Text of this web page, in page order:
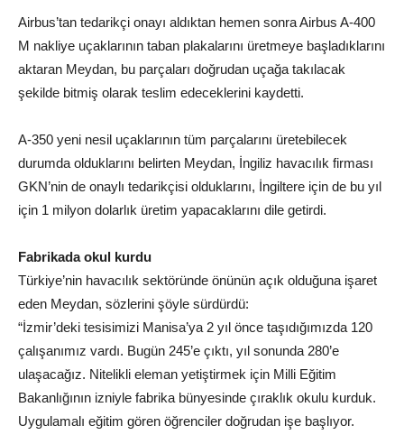
Airbus’tan tedarikçi onayı aldıktan hemen sonra Airbus A-400
M nakliye uçaklarının taban plakalarını üretmeye başladıklarını
aktaran Meydan, bu parçaları doğrudan uçağa takılacak
şekilde bitmiş olarak teslim edeceklerini kaydetti.
A-350 yeni nesil uçaklarının tüm parçalarını üretebilecek
durumda olduklarını belirten Meydan, İngiliz havacılık firması
GKN’nin de onaylı tedarikçisi olduklarını, İngiltere için de bu yıl
için 1 milyon dolarlık üretim yapacaklarını dile getirdi.
Fabrikada okul kurdu
Türkiye’nin havacılık sektöründe önünün açık olduğuna işaret
eden Meydan, sözlerini şöyle sürdürdü:
“İzmir’deki tesisimizi Manisa’ya 2 yıl önce taşıdığımızda 120
çalışanımız vardı. Bugün 245’e çıktı, yıl sonunda 280’e
ulaşacağız. Nitelikli eleman yetiştirmek için Milli Eğitim
Bakanlığının izniyle fabrika bünyesinde çıraklık okulu kurduk.
Uygulamalı eğitim gören öğrenciler doğrudan işe başlıyor.